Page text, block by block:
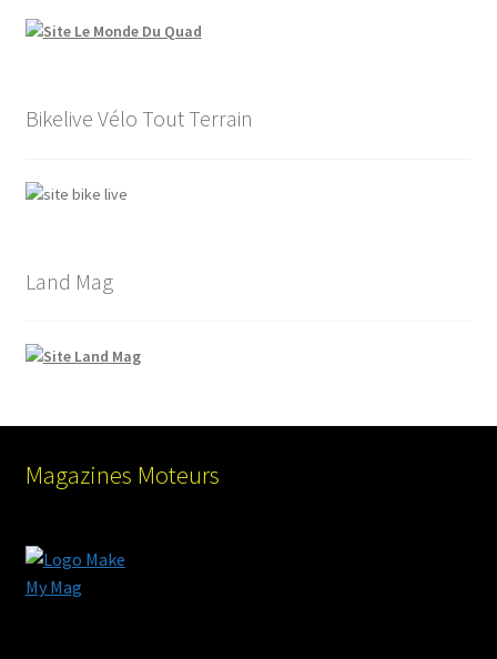
Bikelive Vélo Tout Terrain
Land Mag
Magazines Moteurs